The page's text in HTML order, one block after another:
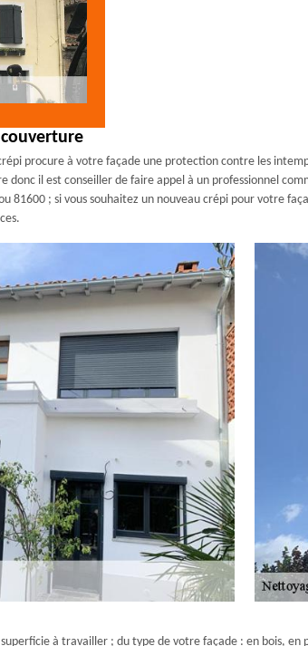
procure à votre façade une protection contre les
il est conseiller de faire appel à un professionnel
81600 ; si vous souhaitez un nouveau crépi pour votre
à travailler ; du type de votre façade : en bois,